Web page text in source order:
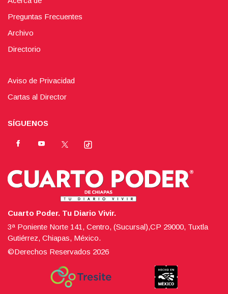
Preguntas Frecuentes
Archivo
Directorio
Aviso de Privacidad
Cartas al Director
SÍGUENOS
Cuarto Poder. Tu Diario Vivir.
3ª Poniente Norte 141, Centro, (Sucursal),CP 29000, Tuxtla
Gutiérrez, Chiapas, México.
©Derechos Reservados 2026